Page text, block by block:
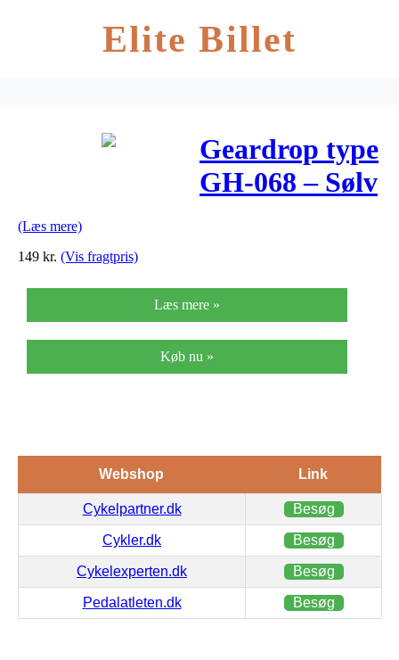
Elite Billet
Geardrop type
GH-068 – Sølv
(Læs mere)
149 kr. (Vis fragtpris)
Læs mere »
Køb nu »
Webshop Link
Cykelpartner.dk Besøg
Cykler.dk Besøg
Cykelexperten.dk Besøg
Pedalatleten.dk Besøg